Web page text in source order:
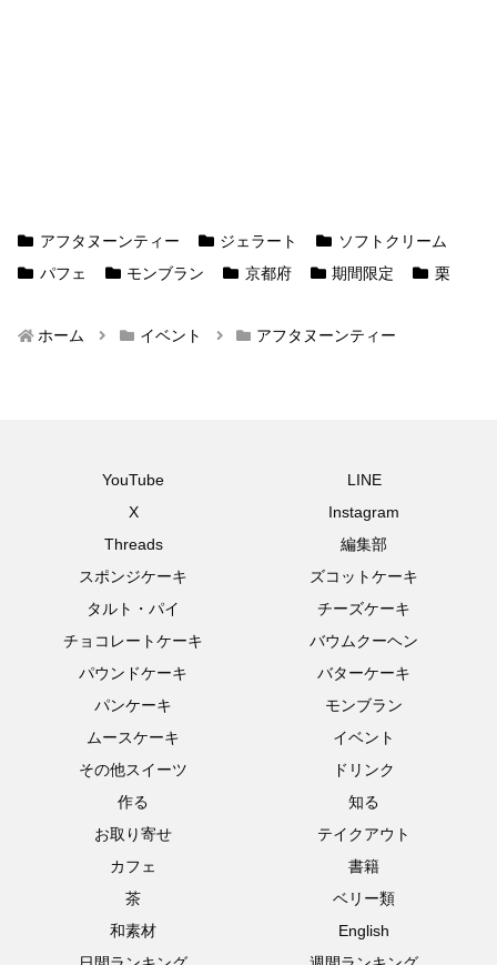
アフタヌーンティー ジェラート
ソフトクリーム
パフェ
モンブラン 京都府 期間限定 栗
ホーム イベント アフタヌーンティー
YouTube
LINE
X
Instagram
Threads
編集部
スポンジケーキ
ズコットケーキ
タルト・パイ
チーズケーキ
チョコレートケーキ
バウムクーヘン
パウンドケーキ
バターケーキ
パンケーキ
モンブラン
ムースケーキ
イベント
その他スイーツ
ドリンク
作る
知る
お取り寄せ
テイクアウト
カフェ
書籍
茶
ベリー類
和素材
English